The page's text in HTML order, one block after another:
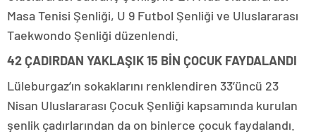
Masa Tenisi Şenliği, U 9 Futbol Şenliği ve Uluslararası
Taekwondo Şenliği düzenlendi.
42 ÇADIRDAN YAKLAŞIK 15 BİN ÇOCUK FAYDALANDI
Lüleburgaz’ın sokaklarını renklendiren 33’üncü 23
Nisan Uluslararası Çocuk Şenliği kapsamında kurulan
şenlik çadırlarından da on binlerce çocuk faydalandı.